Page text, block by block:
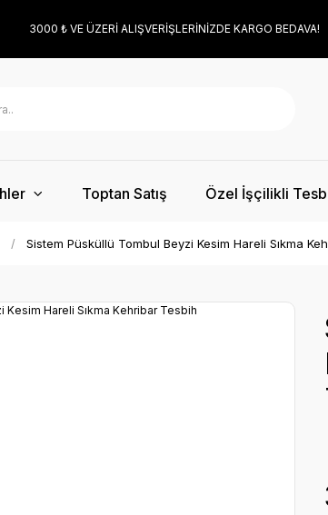
3000 ₺ VE ÜZERİ ALIŞVERİŞLERİNİZDE KARGO BEDAVA!
Toptan Satış Özel İşçilikli
Sistem Püsküllü Tombul Beyzi Kesim Hareli Sıkma